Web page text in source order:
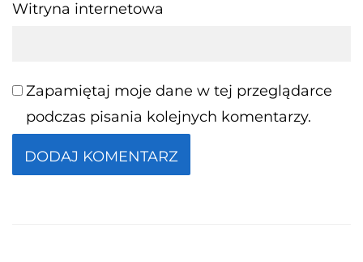
Witryna internetowa
Zapamiętaj moje dane w tej przeglądarce
podczas pisania kolejnych komentarzy.